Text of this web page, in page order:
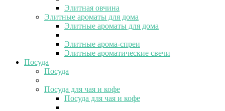
Элитная овчина
Элитные ароматы для дома
Элитные ароматы для дома
Элитные арома-спреи
Элитные ароматические свечи
Посуда
Посуда
Посуда для чая и кофе
Посуда для чая и кофе